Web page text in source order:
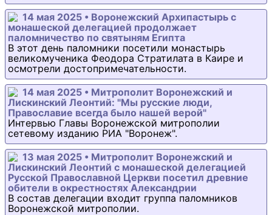
14 мая 2025 • Воронежский Архипастырь с
монашеской делегацией продолжает
паломничество по святыням Египта
В этот день паломники посетили монастырь
великомученика Феодора Стратилата в Каире и
осмотрели достопримечательности.
14 мая 2025 • Митрополит Воронежский и
Лискинский Леонтий: "Мы русские люди,
Православие всегда было нашей верой"
Интервью Главы Воронежской митрополии
сетевому изданию РИА "Воронеж".
13 мая 2025 • Митрополит Воронежский и
Лискинский Леонтий с монашеской делегацией
Русской Православной Церкви посетил древние
обители в окрестностях Александрии
В состав делегации входит группа паломников
Воронежской митрополии.